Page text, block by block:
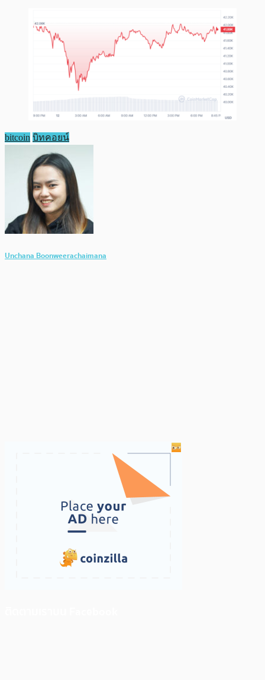
bitcoin บิทคอยน์
Unchana Boonweerachaimana